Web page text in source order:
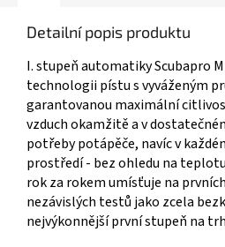
Detailní popis produktu
I. stupeň automatiky Scubapro
technologii pístu s vyváženým
garantovanou maximální
vzduch okamžitě a v
potřeby potápěče, navíc v
prostředí - bez ohledu na teplotu
rok za rokem umísťuje na
nezávislých testů jako zcela
nejvýkonnější první stupeň na